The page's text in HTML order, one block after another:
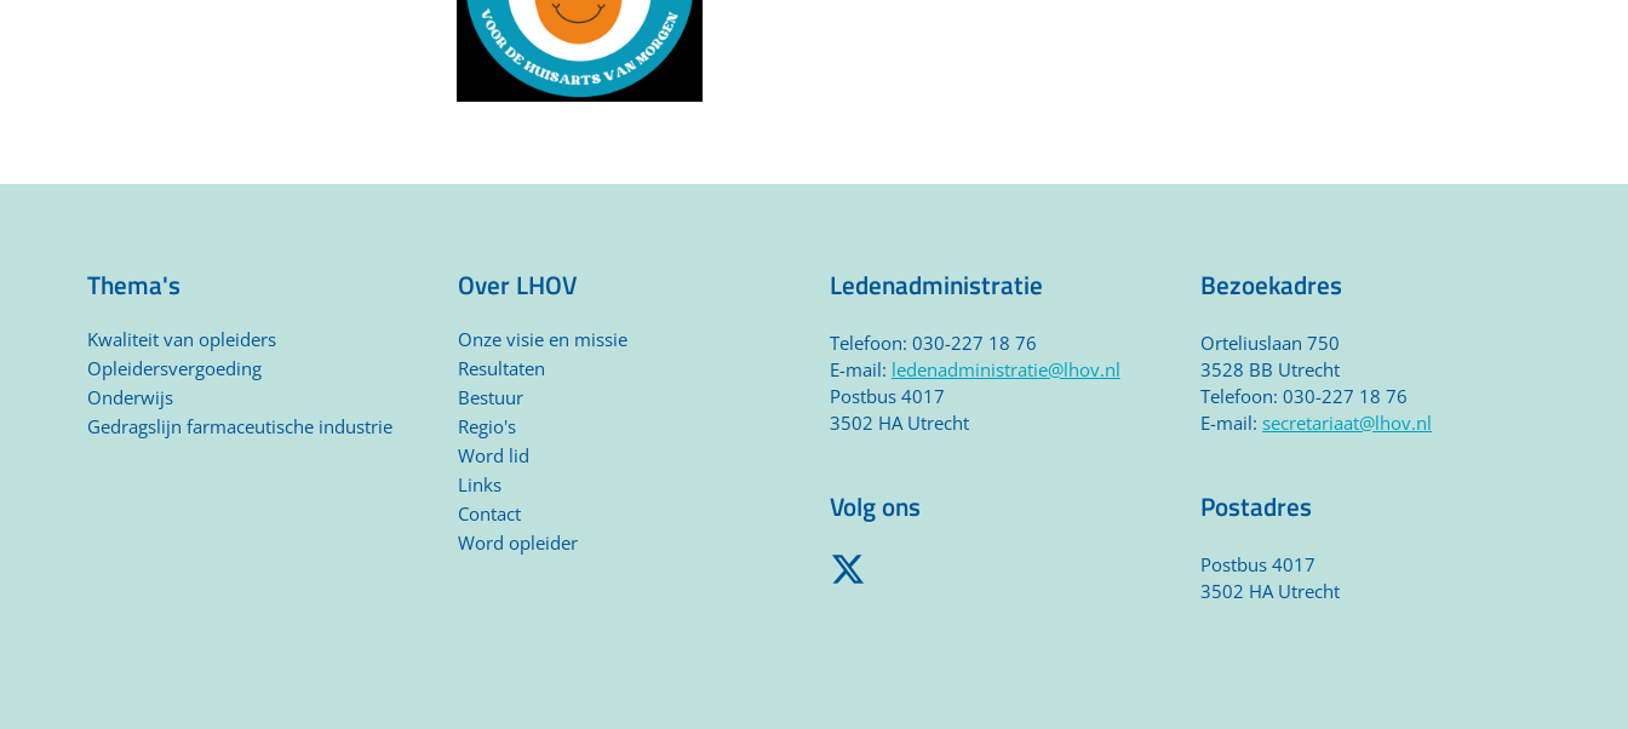
Thema's
Kwaliteit van opleiders
Opleidersvergoeding
Onderwijs
Gedragslijn farmaceutische industrie
Over LHOV
Onze visie en missie
Resultaten
Bestuur
Regio's
Word lid
Links
Contact
Word opleider
Ledenadministratie
Telefoon: 030-227 18 76
E-mail: ledenadministratie@lhov.nl
Postbus 4017
3502 HA Utrecht
Volg ons
Bezoekadres
Orteliuslaan 750
3528 BB Utrecht
Telefoon: 030-227 18 76
E-mail:secretariaat@lhov.nl
Postadres
Postbus 4017
3502 HA Utrecht